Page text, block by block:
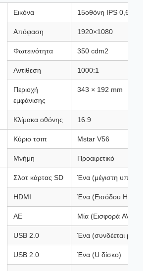
Εικόνα 15οθόνη IPS 0,6
Απόφαση 1920×1080
Φωτεινότητα 350 cdm2
Αντίθεση 1000:1
Περιοχή
εμφάνισης
343 × 192 mm
Κλίμακα οθόνης 16:9
Κύριο τσιπ Mstar V56
Μνήμη Προαιρετικό
Σλοτ κάρτας SD Ένα (μέγιστη
HDMI Ένα (Εισόδου HDMI
ΑΕ Μία (Εισφορά AV)
USB 2.0 Ένα (συνδέεται με
USB 2.0 Ένα (U δίσκο)